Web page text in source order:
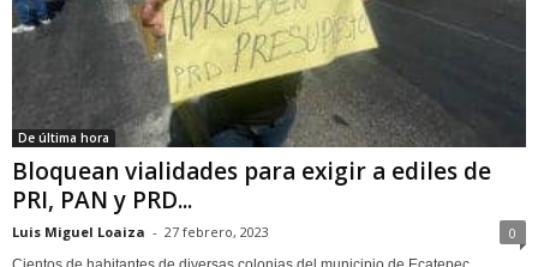
De última hora
Bloquean vialidades para exigir a ediles de
PRI, PAN y PRD...
Luis Miguel Loaiza - 27 febrero, 2023 0